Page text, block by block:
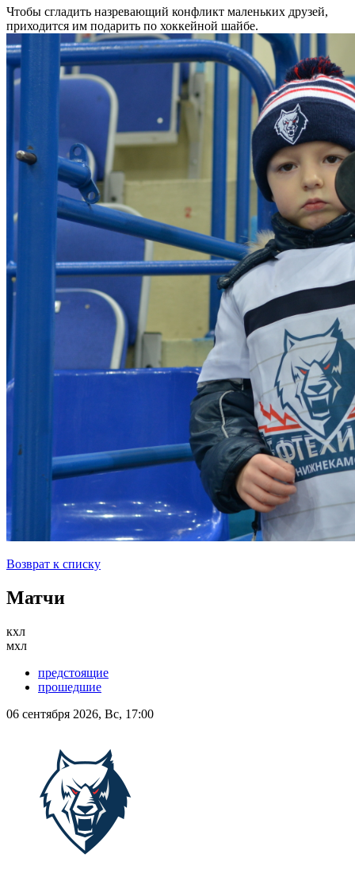
Чтобы сгладить назревающий конфликт маленьких друзей,
приходится им подарить по хоккейной шайбе.
Возврат к списку
Матчи
кхл
мхл
предстоящие
прошедшие
06 сентября 2026, Вс, 17:00